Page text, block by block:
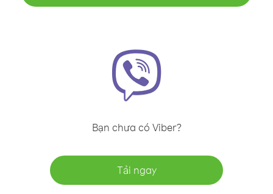
Bạn chưa có Viber?
Tải ngay